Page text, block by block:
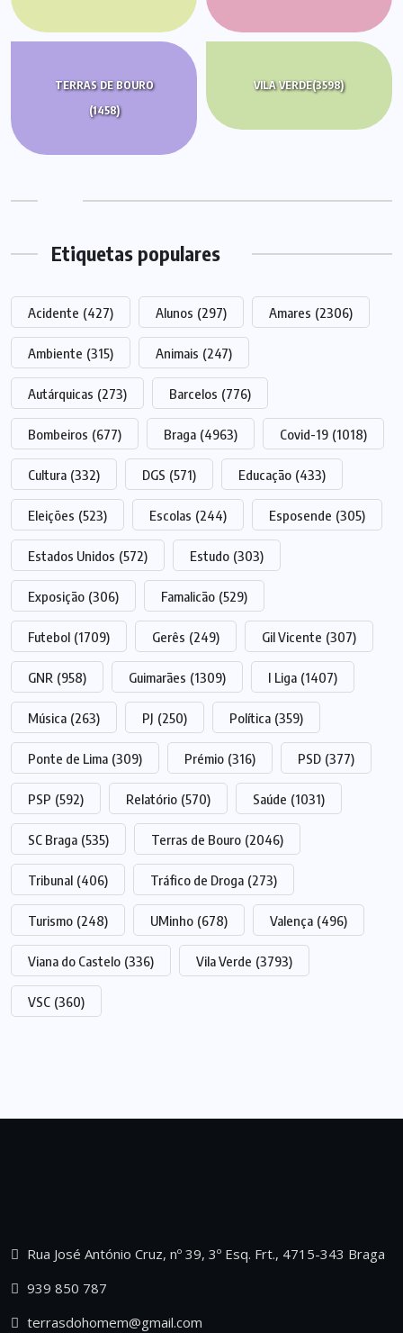
TERRAS DE BOURO
(1458)
VILA VERDE(3598)
Etiquetas populares
Acidente (427) Alunos (297) Amares (2306)
Ambiente (315) Animais (247)
Autárquicas (273) Barcelos (776)
Bombeiros (677) Braga (4963) Covid-19 (1018)
Cultura (332) DGS (571) Educação (433)
Eleições (523) Escolas (244) Esposende (305)
Estados Unidos (572) Estudo (303)
Exposição (306) Famalicão (529)
Futebol (1709) Gerês (249) Gil Vicente (307)
GNR (958) Guimarães (1309) I Liga (1407)
Música (263) PJ (250) Política (359)
Ponte de Lima (309) Prémio (316) PSD (377)
PSP (592) Relatório (570) Saúde (1031)
SC Braga (535) Terras de Bouro (2046)
Tribunal (406) Tráfico de Droga (273)
Turismo (248) UMinho (678) Valença (496)
Viana do Castelo (336) Vila Verde (3793)
VSC (360)
Rua José António Cruz, nº 39, 3º Esq. Frt., 4715-343 Braga
939 850 787
terrasdohomem@gmail.com